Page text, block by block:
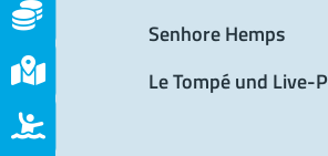
Senhore Hemps
Le Tompé und Live-